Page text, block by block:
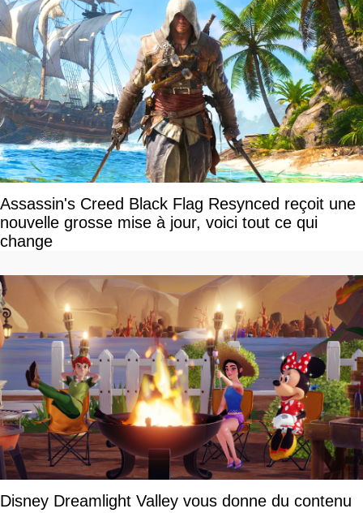
Assassin's Creed Black Flag Resynced reçoit une
nouvelle grosse mise à jour, voici tout ce qui
change
Disney Dreamlight Valley vous donne du contenu